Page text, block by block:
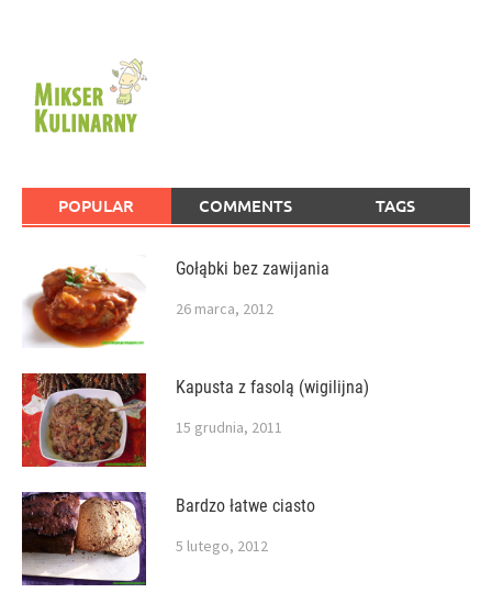
POPULAR COMMENTS TAGS
Gołąbki bez zawijania
26 marca, 2012
Kapusta z fasolą (wigilijna)
15 grudnia, 2011
Bardzo łatwe ciasto
5 lutego, 2012